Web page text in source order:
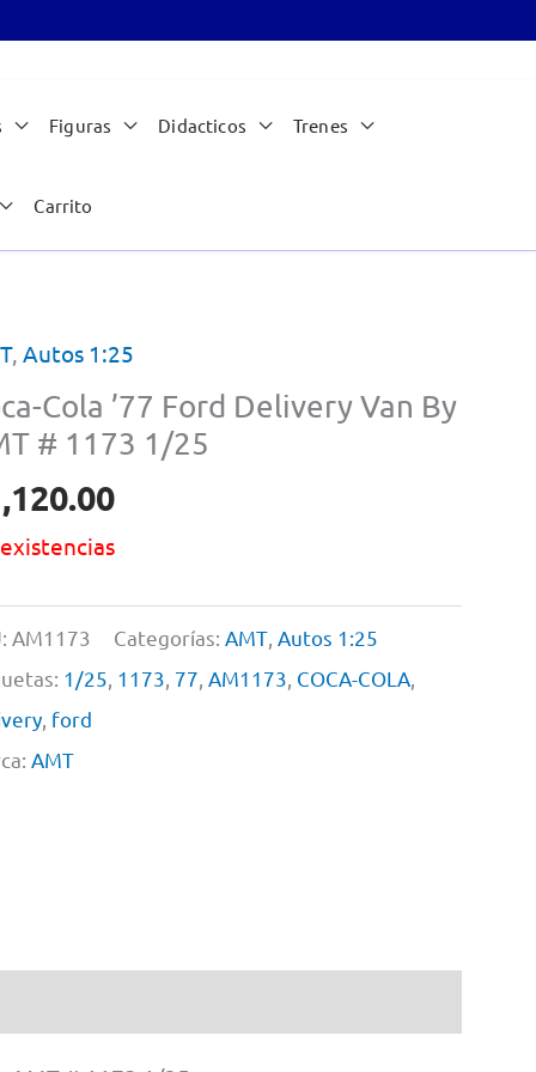
Figuras Didacticos Trenes
Carrito
, Autos 1:25
Cola ’77 Ford Delivery Van By
# 1173 1/25
AM1173 Categorías: AMT, Autos 1:25
1/25 1173 77 AM1173 COCA-COLA,
, ford
AMT